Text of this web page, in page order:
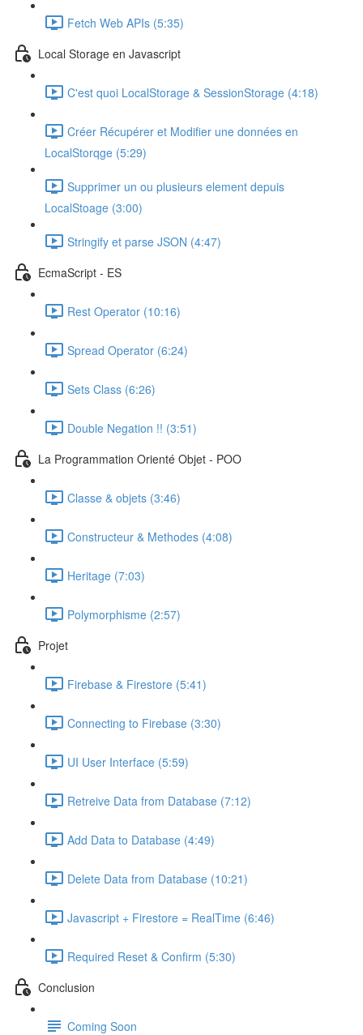
Fetch Web APIs (5:35)
Local Storage en Javascript
C'est quoi LocalStorage & SessionStorage (4:18)
Créer Récupérer et Modifier une données en
LocalStorqge (5:29)
Supprimer un ou plusieurs element depuis
LocalStoage (3:00)
Stringify et parse JSON (4:47)
EcmaScript - ES
Rest Operator (10:16)
Spread Operator (6:24)
Sets Class (6:26)
Double Negation !! (3:51)
La Programmation Orienté Objet - POO
Classe & objets (3:46)
Constructeur & Methodes (4:08)
Heritage (7:03)
Polymorphisme (2:57)
Projet
Firebase & Firestore (5:41)
Connecting to Firebase (3:30)
UI User Interface (5:59)
Retreive Data from Database (7:12)
Add Data to Database (4:49)
Delete Data from Database (10:21)
Javascript + Firestore = RealTime (6:46)
Required Reset & Confirm (5:30)
Conclusion
Coming Soon